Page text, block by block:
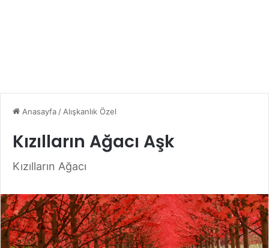
Anasayfa / Alışkanlık Özel
Kızılların Ağacı Aşk
Kızılların Ağacı